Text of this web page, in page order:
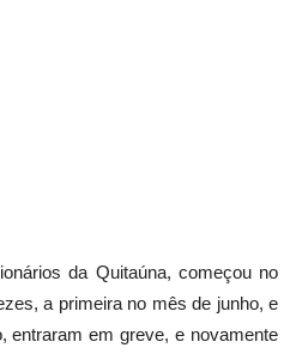
da Quitaúna, começou no
a primeira no mês de junho, e
entraram em greve, e novamente